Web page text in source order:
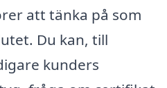
att tänka på som
Du kan, till
kunders